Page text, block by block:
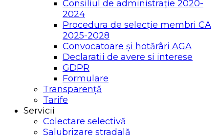
Consiliul de administrație 2020-
2024
Procedura de selecție membri CA
2025-2028
Convocatoare și hotărâri AGA
Declaratii de avere si interese
GDPR
Formulare
Transparență
Tarife
Servicii
Colectare selectivă
Salubrizare stradală